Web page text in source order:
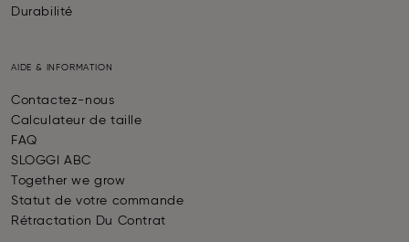
Durabilité
AIDE & INFORMATION
Contactez-nous
Calculateur de taille
FAQ
SLOGGI ABC
Together we grow
Statut de votre commande
Rétractation Du Contrat